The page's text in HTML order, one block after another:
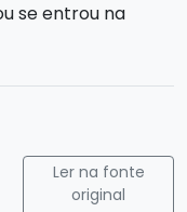
se entrou na
Ler na fonte
original